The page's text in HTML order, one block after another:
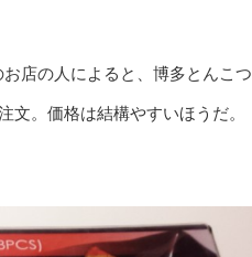
店の人によると、博多とんこ
文。価格は結構やすいほうだ。